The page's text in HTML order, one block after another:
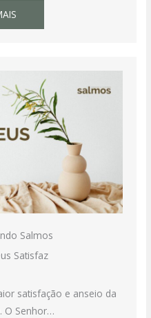
Salmos
Satisfaz
satisfação e anseio da
O Senhor…